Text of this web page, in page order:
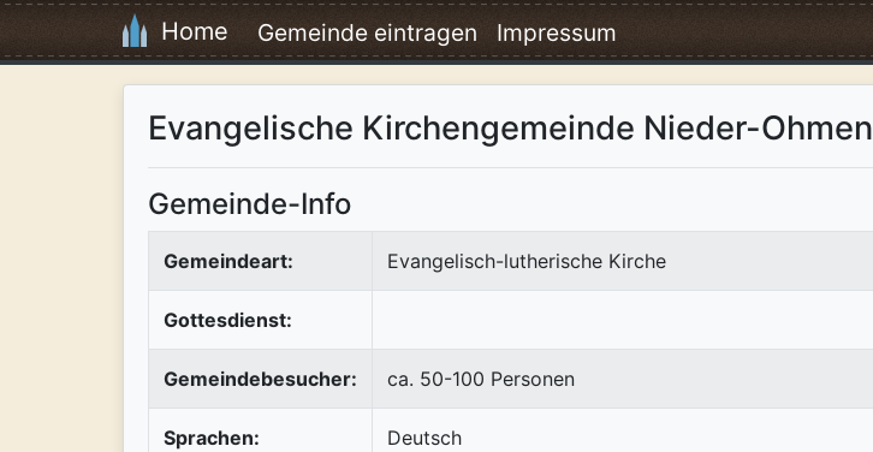
Home Gemeinde eintragen Impressum
Evangelische Kirchengemeinde Nieder-Ohmen
Gemeinde-Info
Gemeindeart: Evangelisch-lutherische Kirche
Gottesdienst:
Gemeindebesucher: ca. 50-100 Personen
Sprachen: Deutsch